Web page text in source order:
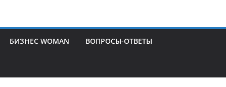
БИЗНЕС WOMAN ВОПРОСЫ-ОТВЕТЫ